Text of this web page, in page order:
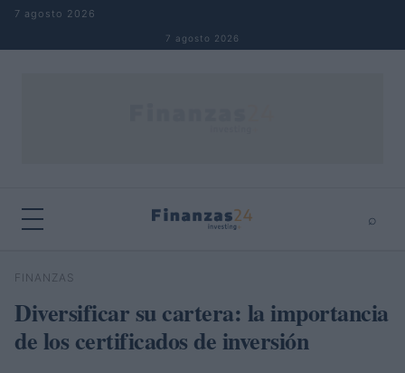
Saltar al contenido
7 agosto 2026
7 agosto 2026
⌕
Buscar
FINANZAS
Diversificar su cartera: la importancia
de los certificados de inversión